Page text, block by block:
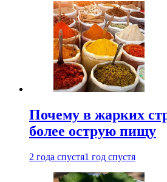
Почему в жарких
более острую пищу
2 года спустя1 год спустя